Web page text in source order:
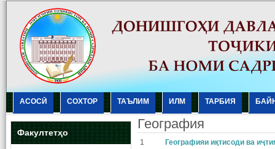
АСОСӢ СОХТОР ТАЪЛИМ ИЛМ ТАРБИЯ
Факултетҳо
География
1 Географияи иқтисоди ва